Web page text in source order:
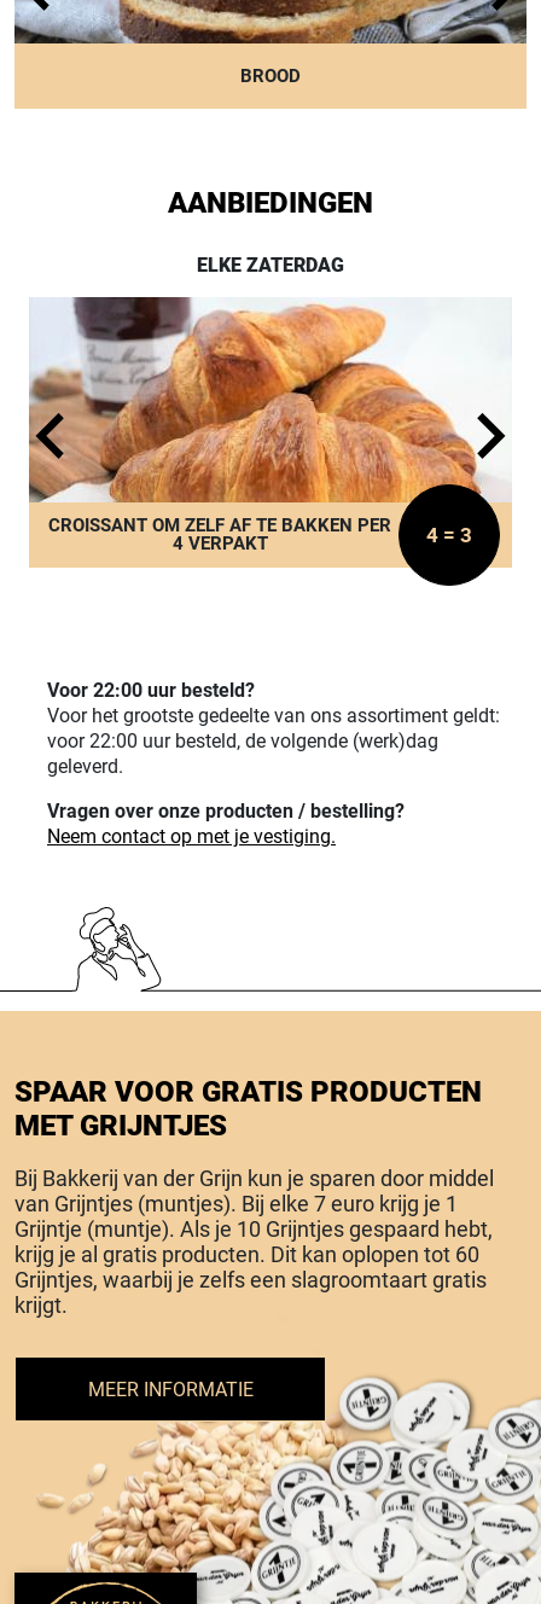
BROOD
AANBIEDINGEN
ELKE ZATERDAG
CROISSANT OM ZELF AF TE BAKKEN PER
4 VERPAKT
4 = 3
Voor 22:00 uur besteld?
Voor het grootste gedeelte van ons assortiment geldt:
voor 22:00 uur besteld, de volgende (werk)dag
geleverd.
Vragen over onze producten / bestelling?
Neem contact op met je vestiging.
SPAAR VOOR GRATIS PRODUCTEN
MET GRIJNTJES
Bij Bakkerij van der Grijn kun je sparen door middel
van Grijntjes (muntjes). Bij elke 7 euro krijg je 1
Grijntje (muntje). Als je 10 Grijntjes gespaard hebt,
krijg je al gratis producten. Dit kan oplopen tot 60
Grijntjes, waarbij je zelfs een slagroomtaart gratis
krijgt.
MEER INFORMATIE